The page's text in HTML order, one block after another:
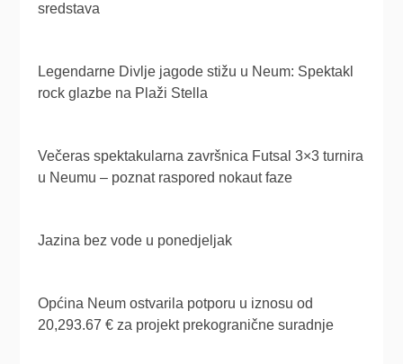
sredstava
Legendarne Divlje jagode stižu u Neum: Spektakl
rock glazbe na Plaži Stella
Večeras spektakularna završnica Futsal 3×3 turnira
u Neumu – poznat raspored nokaut faze
Jazina bez vode u ponedjeljak
Općina Neum ostvarila potporu u iznosu od
20,293.67 € za projekt prekogranične suradnje